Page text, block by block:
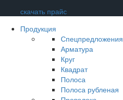
скачать прайс
Продукция
Спецпредложения
Арматура
Круг
Квадрат
Полоса
Полоса рубленая